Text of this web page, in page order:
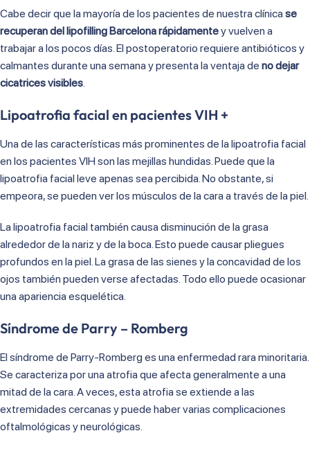
Cabe decir que la mayoría de los pacientes de nuestra clínica se
recuperan del lipofilling Barcelona rápidamentey vuelven a
trabajar a los pocos días. El postoperatorio requiere antibióticos y
calmantes durante una semana y presenta la ventaja de no dejar
cicatrices visibles
Lipoatrofia facial en pacientes VIH +
Una de las características más prominentes de la lipoatrofia facial
en los pacientes VIH son las mejillas hundidas. Puede que la
lipoatrofia facial leve apenas sea percibida. No obstante, si
empeora, se pueden ver los músculos de la cara a través de la piel.
La lipoatrofia facial también causa disminución de la grasa
alrededor de la nariz y de la boca. Esto puede causar pliegues
profundos en la piel. La grasa de las sienes y la concavidad de los
ojos también pueden verse afectadas. Todo ello puede ocasionar
una apariencia esquelética.
Síndrome de Parry – Romberg
El síndrome de Parry-Romberg es una enfermedad rara minoritaria.
Se caracteriza por una atrofia que afecta generalmente a una
mitad de la cara. A veces, esta atrofia se extiende a las
extremidades cercanas y puede haber varias complicaciones
oftalmológicas y neurológicas.